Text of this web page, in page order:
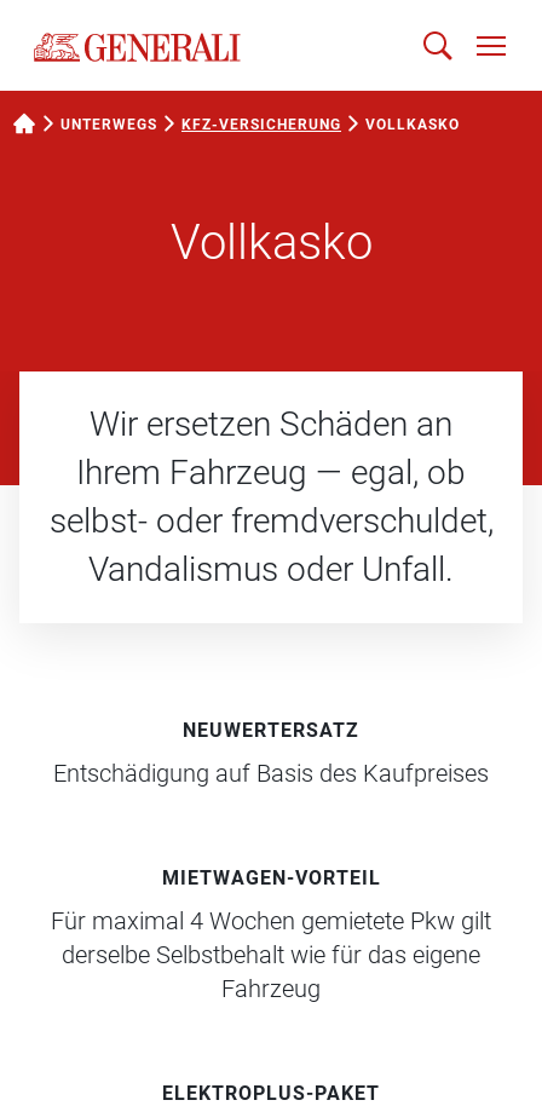
UNTERWEGS KFZ-VERSICHERUNG VOLLKASKO
Vollkasko
Wir ersetzen Schäden an
Ihrem Fahrzeug — egal, ob
selbst- oder fremdverschuldet,
Vandalismus oder Unfall.
NEUWERTERSATZ
Entschädigung auf Basis des Kaufpreises
MIETWAGEN-VORTEIL
Für maximal 4 Wochen gemietete Pkw gilt
derselbe Selbstbehalt wie für das eigene
Fahrzeug
ELEKTROPLUS-PAKET